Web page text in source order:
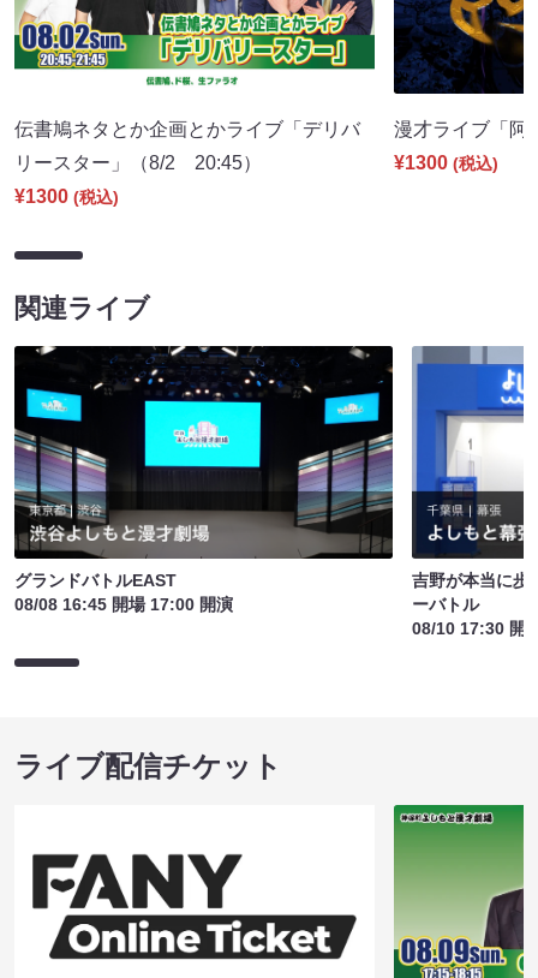
伝書鳩ネタとか企画とかライブ「デリバ
リースター」（8/2 20:45）
¥1300 (税込)
漫才ライブ「
¥1300 (税込)
関連ライブ
グランドバトルEAST
08/08 16:45 開場 17:00 開演
吉野が本当に歩
ーバトル
08/10 17:30 開
ライブ配信チケット